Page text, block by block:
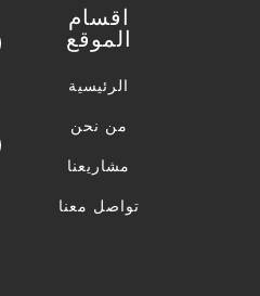
اقسام
الموقع
الرئيسية
من نحن
مشاريعنا
تواصل معنا